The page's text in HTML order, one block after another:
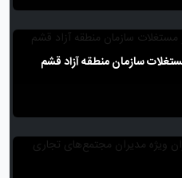
سازمان منطقه آزاد قشم